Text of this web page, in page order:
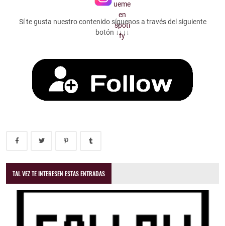
Sí te gusta nuestro contenido síguenos a través del siguiente
botón ↓↓↓↓
TAL VEZ TE INTERESEN ESTAS ENTRADAS